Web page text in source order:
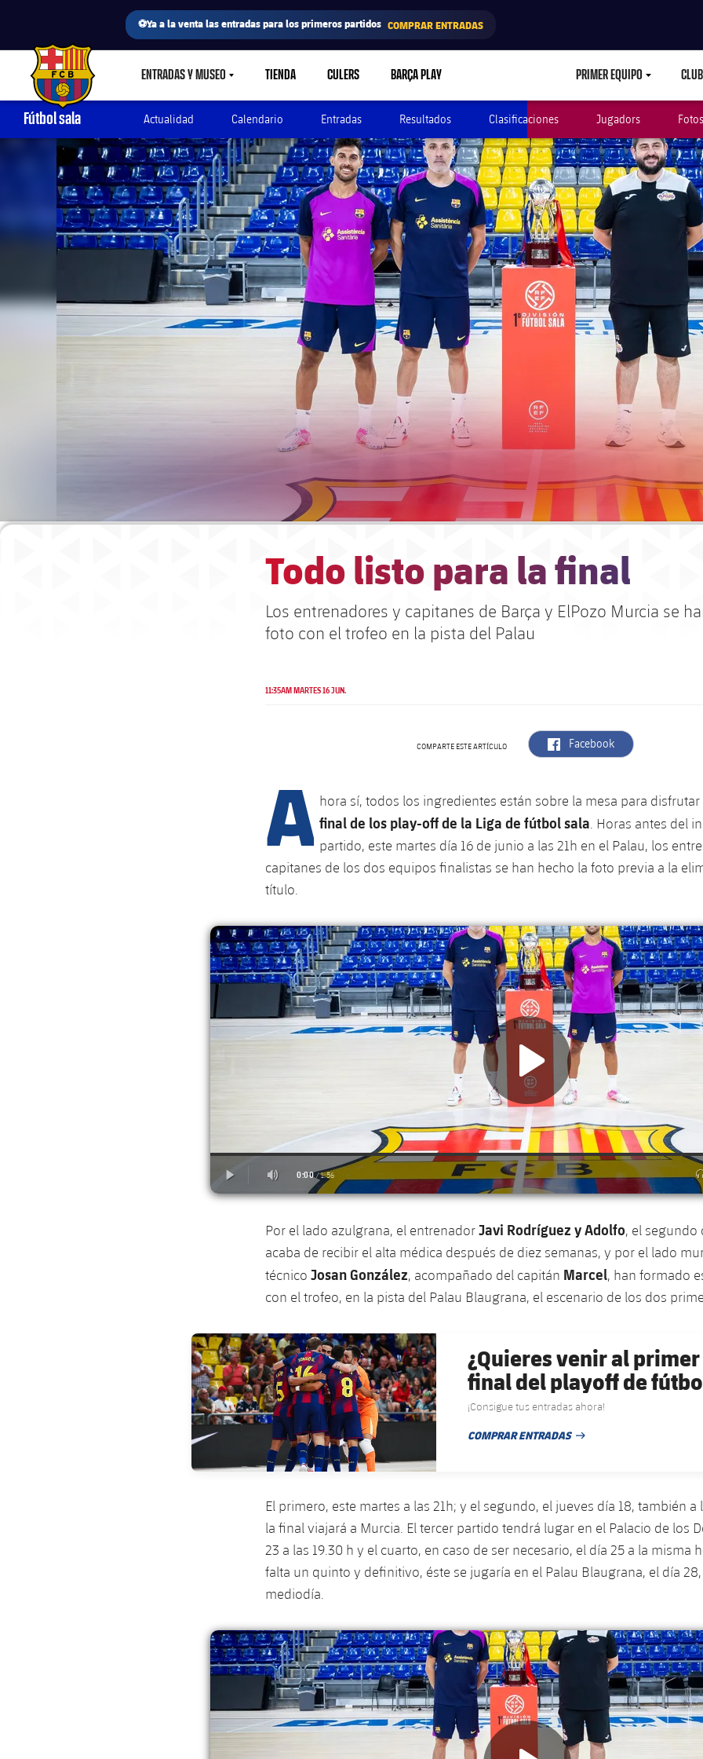
⚽Ya a la venta las entradas para los primeros partidos COMPRAR ENTRADAS
FC Barcelona club badge ENTRADAS Y MUSEOLABEL.SHARE.CARETDOWN
TIENDA CULERS BARÇA PLAY PRIMER EQUIPO CLUB
Fútbol sala Actualidad Calendario Entradas Resultados Clasificaciones Jugadors Fotos
Todo listo para la final
Los entrenadores y capitanes de Barça y ElPozo Murcia se
foto con el trofeo en la pista del Palau
11:35AM MARTES 16 JUN.
COMPARTE ESTE ARTÍCULO label.aria.facebook
Facebook
A hora sí, todos los ingredientes están sobre la mesa para disfrutar
final de los play-off de la Liga de fútbol sala . Horas antes del
partido, este martes día 16 de junio a las 21h en el Palau, los
capitanes de los dos equipos finalistas se han hecho la foto previa a la
título.
Por el lado azulgrana, el entrenadorJavi Rodríguez y Adolfo, el segundo
acaba de recibir el alta médica después de diez semanas, y por el lado
técnico Josan González, acompañado del capitán Marcel, han formado
con el trofeo, en la pista del Palau Blaugrana, el escenario de los dos
FC Barcelona club badge
¿Quieres venir al
final del playoff de
¡Consigue tus entradas ahora!
COMPRAR ENTRADAS
FECHA DE PUBLICACIÓN
El primero, este martes a las 21h; y el segundo, el jueves día 18, también a
la final viajará a Murcia. El tercer partido tendrá lugar en el Palacio de los
23 a las 19.30 h y el cuarto, en caso de ser necesario, el día 25 a la misma
falta un quinto y definitivo, éste se jugaría en el Palau Blaugrana, el día 28,
mediodía.